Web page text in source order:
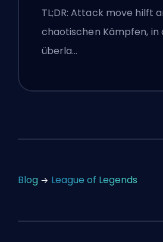
TL;DR: Attack move hilft
chaotischen Kämpfen, in
überla…
Blog League of Legends